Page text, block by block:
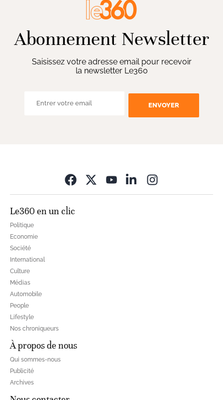
Abonnement Newsletter
Saisissez votre adresse email pour recevoir
la newsletter Le360
ENVOYER
Le360 en un clic
Politique
Economie
Société
International
Culture
Médias
Automobile
People
Lifestyle
Nos chroniqueurs
À propos de nous
Qui sommes-nous
Publicité
Archives